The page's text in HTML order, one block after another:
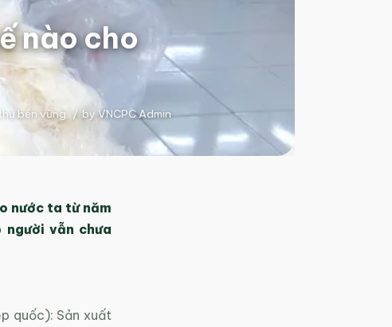
nào cho
bền vững / by VNCPC Admin
nước ta từ năm
người vẫn chưa
quốc): Sản xuất